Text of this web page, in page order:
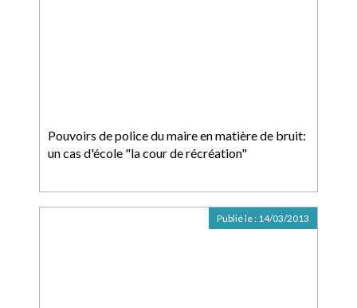
Pouvoirs de police du maire en matière de bruit:
un cas d'école "la cour de récréation"
Publié le : 14/03/2013